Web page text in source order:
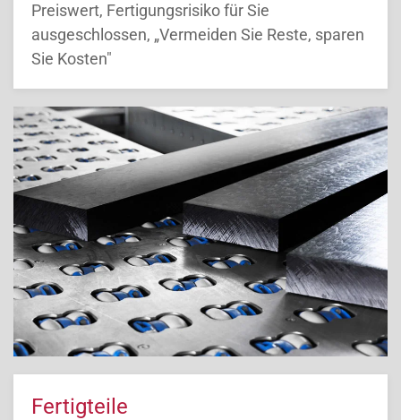
Preiswert, Fertigungsrisiko für Sie
ausgeschlossen, „Vermeiden Sie Reste, sparen
Sie Kosten"
Fertigteile